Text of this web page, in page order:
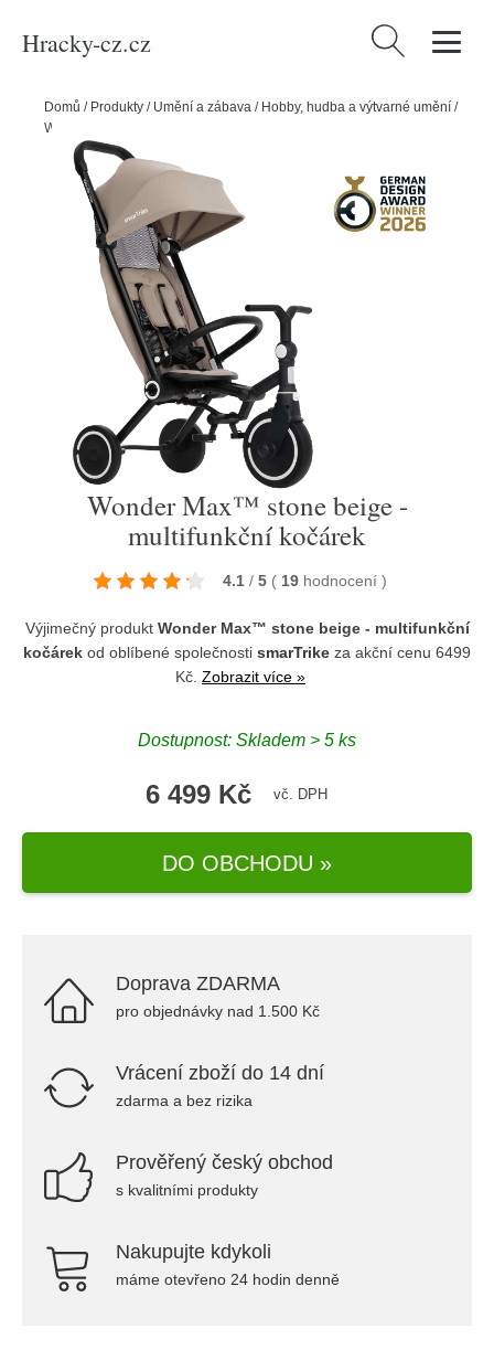
Hracky-cz.cz Vyhledávání
Domů / Produkty / Umění a zábava / Hobby, hudba a výtvarné umění /
Wonder Max™ stone beige - multifunkční kočárek
Wonder Max™ stone beige -
multifunkční kočárek
4.1 / 5 ( 19 hodnocení )
Výjimečný produkt Wonder Max™ stone beige - multifunkční
kočárek od oblíbené společnosti smarTrike za akční cenu 6499
Kč. Zobrazit více »
Dostupnost: Skladem > 5 ks
6 499 Kč vč. DPH
DO OBCHODU »
Doprava ZDARMA
pro objednávky nad 1.500 Kč
Vrácení zboží do 14 dní
zdarma a bez rizika
Prověřený český obchod
s kvalitními produkty
Nakupujte kdykoli
máme otevřeno 24 hodin denně